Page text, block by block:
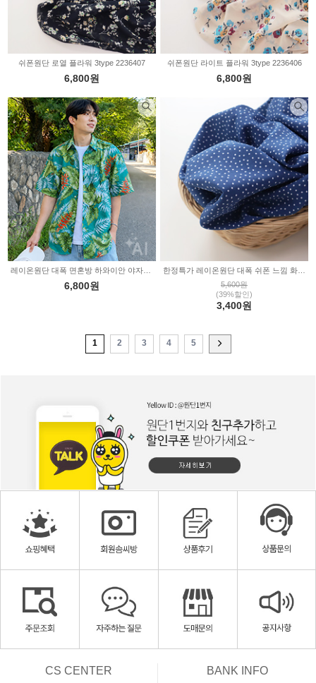
쉬폰원단 로열 플라워 3type 2236407
6,800원
쉬폰원단 라이트 플라워 3type 2236406
6,800원
6,800원
5,600원
(39%할인)
3,400원
1 2 3 4 5
CS CENTER
BANK INFO